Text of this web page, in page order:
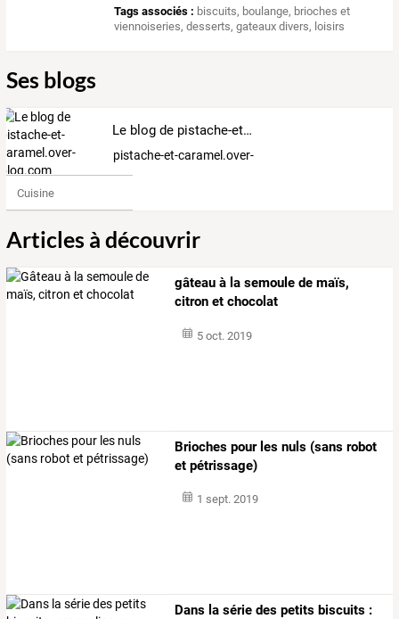
Tags associés : biscuits, boulange, brioches et
viennoiseries,desserts,gateaux divers, loisirs
Ses blogs
Le blog de pistache-et-caramel.over-blog.com
pistache-et-caramel.over-blog.com
Cuisine
Articles à découvrir
gâteau à la semoule de maïs,
citron et chocolat
5 oct. 2019
Brioches pour les nuls (sans robot
et pétrissage)
1 sept. 2019
Dans la série des petits biscuits :